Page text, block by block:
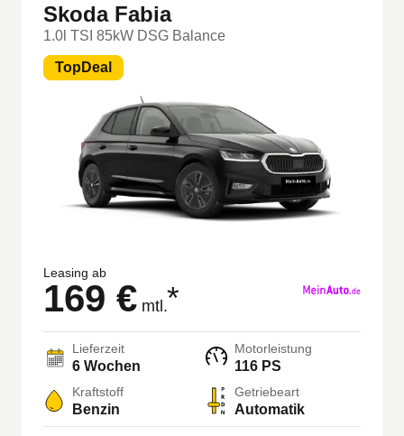
Skoda Fabia
1.0l TSI 85kW DSG Balance
TopDeal
Leasing ab
169 € mtl.*
Lieferzeit
6 Wochen
Motorleistung
116 PS
Kraftstoff
Benzin
Getriebeart
Automatik